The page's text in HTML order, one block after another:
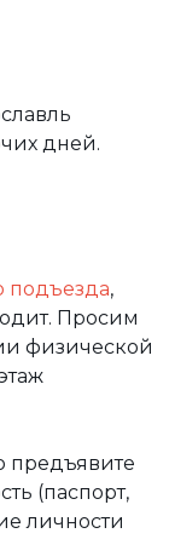
дней.
подъезда,
Просим
физической
предъявите
(паспорт,
личности